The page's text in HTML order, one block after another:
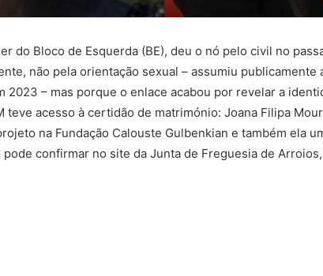
do Bloco de Esquerda (BE), deu o nó pelo civil no
não pela orientação sexual – assumiu publicamente
2023 – mas porque o enlace acabou por revelar a
teve acesso à certidão de matrimónio: Joana Filipa
na Fundação Calouste Gulbenkian e também ela
confirmar no site da Junta de Freguesia de